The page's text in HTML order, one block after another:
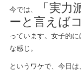
今では、
「実
ーと言えば
っています。女子的
な感じ。
というワケで、今日